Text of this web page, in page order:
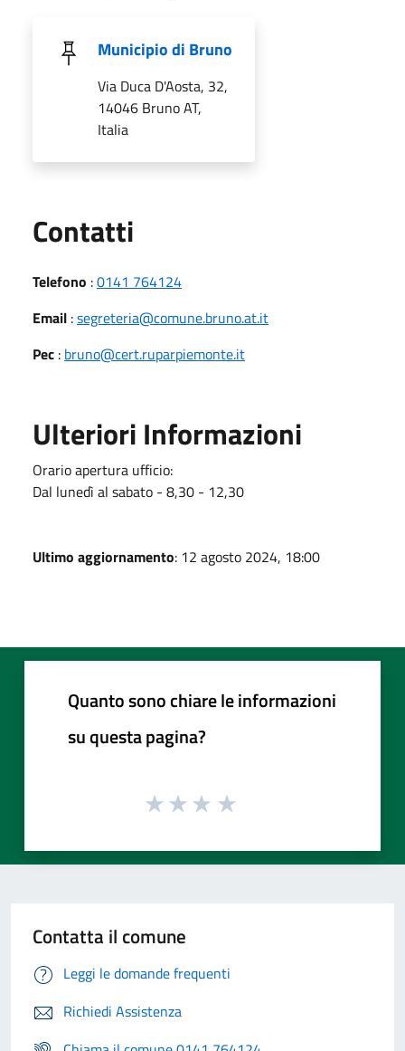
Municipio di Bruno
Via Duca D'Aosta, 32,
14046 Bruno AT,
Italia
Contatti
Telefono :0141 764124
Email :segreteria@comune.bruno.at.it
Pec : bruno@cert.ruparpiemonte.it
Ulteriori Informazioni
Orario apertura ufficio:
Dal lunedì al sabato - 8,30 - 12,30
Ultimo aggiornamento: 12 agosto 2024, 18:00
Quanto sono chiare le informazioni
su questa pagina?
Contatta il comune
Leggi le domande frequenti
Richiedi Assistenza